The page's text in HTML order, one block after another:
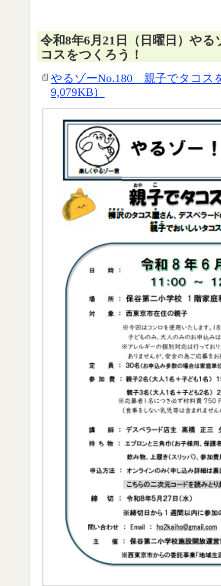
令和8年6月21日（日曜日）や
コスをつくろう！
やるゾーNo.180 親子でタコス
9,079KB）